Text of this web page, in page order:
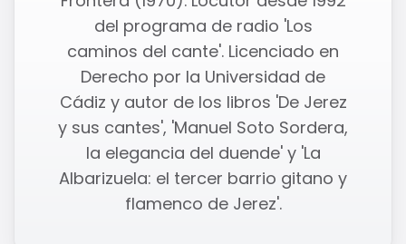
del programa de radio 'Los
caminos del cante'. Licenciado en
Derecho por la Universidad de
Cádiz y autor de los libros 'De Jerez
y sus cantes', 'Manuel Soto Sordera,
la elegancia del duende' y 'La
Albarizuela: el tercer barrio gitano y
flamenco de Jerez'.